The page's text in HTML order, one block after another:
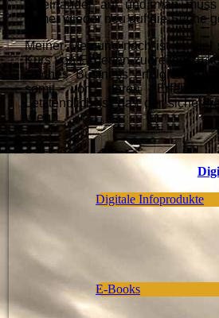
aufeinander auf und man
immer wieder neu auf die Suche
Meiner Meinung nach ist es viel
Kurs von Experten zugreifen zu
solches Business erfolgreich
somit von deren
Letztendlich ist das der
Weg.
Digitale Infoprodukte
E-Books